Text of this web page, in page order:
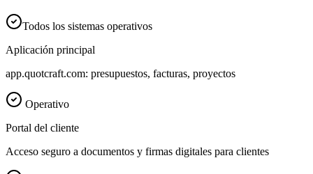
Todos los sistemas operativos
Aplicación principal
app.quotcraft.com: presupuestos, facturas, proyectos
Operativo
Portal del cliente
Acceso seguro a documentos y firmas digitales para clientes